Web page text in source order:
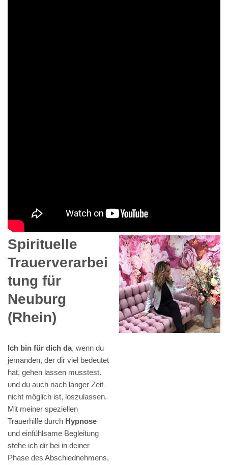
Spirituelle
Trauerverarbei
tung für
Neuburg
(Rhein)
Ich bin für dich da, wenn du
jemanden, der dir viel bedeutet
hat, gehen lassen musstest.
und du auch nach langer Zeit
nicht möglich ist, loszulassen.
Mit meiner speziellen
Trauerhilfe durch Hypnose
und einfühlsame Begleitung
stehe ich dir bei in deiner
Phase des Abschiednehmens,